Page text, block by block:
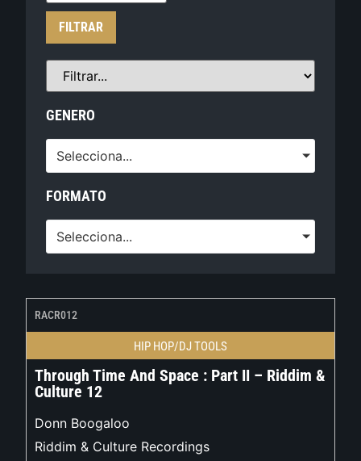
FILTRAR
GENERO
Selecciona...
FORMATO
Selecciona...
RACR012
HIP HOP/DJ TOOLS
Through Time And Space : Part II – Riddim &
Culture 12
Donn Boogaloo
Riddim & Culture Recordings